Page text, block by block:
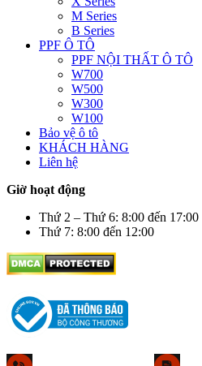
M Series
B Series
PPF Ô TÔ
PPF NỘI THẤT Ô TÔ
W700
W500
W300
W100
Bảo vệ ô tô
KHÁCH HÀNG
Liên hệ
Giờ hoạt động
Thứ 2 – Thứ 6: 8:00 đến 17:00
Thứ 7: 8:00 đến 12:00